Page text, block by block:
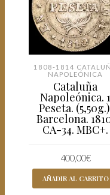
1808-1814
NAPOLEÓNICA
Cataluña
Napoleónica. 1
Peseta.
Barcelona.
CA-34. MBC+.
400,00€
AÑADIR AL CARRITO